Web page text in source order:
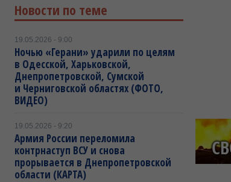
Новости по теме
19.05.2026 - 9:00
Ночью «Герани» ударили по целям
в Одесской, Харьковской,
Днепропетровской, Сумской
и Черниговской областях (ФОТО,
ВИДЕО)
19.05.2026 - 9:20
Армия России переломила
контрнаступ ВСУ и снова
прорывается в Днепропетровской
области (КАРТА)